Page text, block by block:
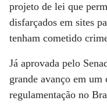
projeto de lei que
disfarçados em sites
tenham cometido
Já aprovada pelo
grande avanço em um
regulamentação no